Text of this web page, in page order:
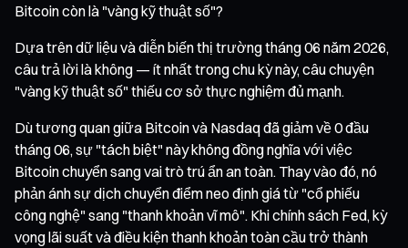
Bitcoin còn là "vàng kỹ thuật số"?
Dựa trên dữ liệu và diễn biến thị trường tháng 06 năm 2026,
câu trả lời là không — ít nhất trong chu kỳ này, câu chuyện
"vàng kỹ thuật số" thiếu cơ sở thực nghiệm đủ mạnh.
Dù tương quan giữa Bitcoin và Nasdaq đã giảm về 0 đầu
tháng 06, sự "tách biệt" này không đồng nghĩa với việc
Bitcoin chuyển sang vai trò trú ẩn an toàn. Thay vào đó, nó
phản ánh sự dịch chuyển điểm neo định giá từ "cổ phiếu
công nghệ" sang "thanh khoản vĩ mô". Khi chính sách Fed, kỳ
vọng lãi suất và điều kiện thanh khoản toàn cầu trở thành